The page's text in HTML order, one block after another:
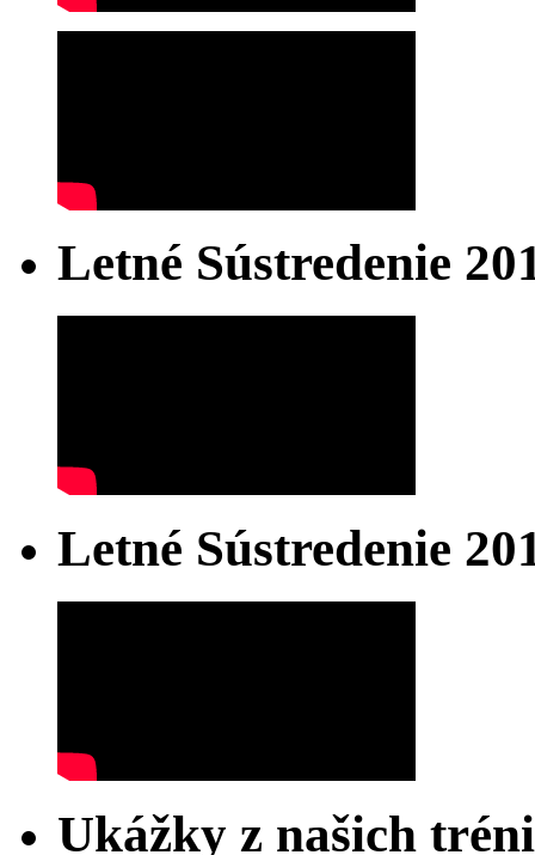
Letné Sústredenie
Letné Sústredenie
Ukážky z našich